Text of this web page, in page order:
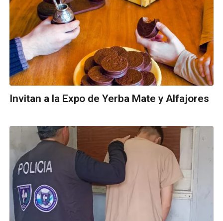
Invitan a la Expo de Yerba Mate y Alfajores